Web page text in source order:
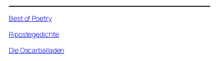
Best of Poetry
Ripostegedichte
Die Oscarballaden